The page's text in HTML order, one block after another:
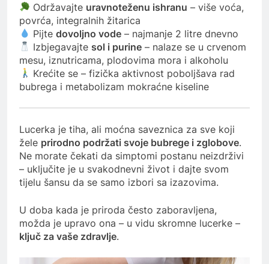
Održavajte uravnoteženu ishranu – više voća,
povrća, integralnih žitarica
Pijtedovoljno vode – najmanje 2 litre dnevno
Izbjegavajte sol i purine – nalaze se u crvenom
mesu, iznutricama, plodovima mora i alkoholu
Krećite se – fizička aktivnost poboljšava rad
bubrega i metabolizam mokraćne kiseline
Lucerka je tiha, ali moćna saveznica za sve koji
žele prirodno podržati svoje bubrege i zglobove.
Ne morate čekati da simptomi postanu neizdrživi
– uključite je u svakodnevni život i dajte svom
tijelu šansu da se samo izbori sa izazovima.
U doba kada je priroda često zaboravljena,
možda je upravo ona – u vidu skromne lucerke –
ključ za vaše zdravlje.